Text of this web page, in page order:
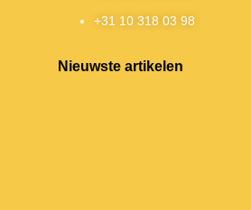
+31 10 318 03 98
Nieuwste artikelen